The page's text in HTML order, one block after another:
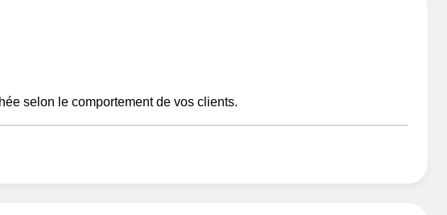
selon le comportement de vos clients.